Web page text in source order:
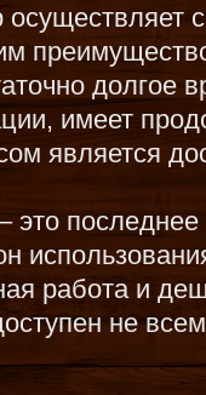
осуществляет
долгое
имеет
является
это
работа и
не